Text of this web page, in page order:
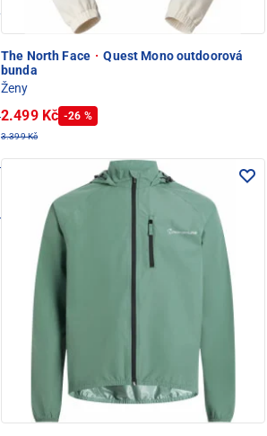
The North Face · Quest Mono outdoorová
bunda
Ženy
2.499 Kč -26 %
3.399 Kč